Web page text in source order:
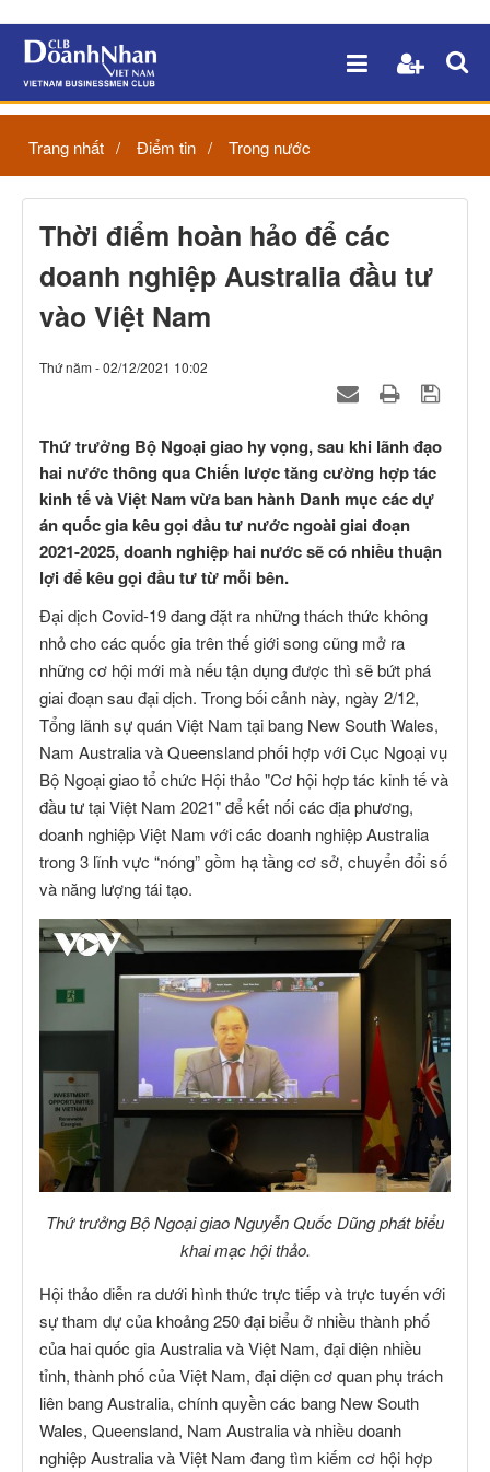
Trang nhất Điểm tin Trong nước
Thời điểm hoàn hảo để các
doanh nghiệp Australia đầu tư
vào Việt Nam
Thứ năm - 02/12/2021 10:02
Thứ trưởng Bộ Ngoại giao hy vọng, sau khi lãnh đạo
hai nước thông qua Chiến lược tăng cường hợp tác
kinh tế và Việt Nam vừa ban hành Danh mục các dự
án quốc gia kêu gọi đầu tư nước ngoài giai đoạn
2021-2025, doanh nghiệp hai nước sẽ có nhiều thuận
lợi để kêu gọi đầu tư từ mỗi bên.
Đại dịch Covid-19 đang đặt ra những thách thức không
nhỏ cho các quốc gia trên thế giới song cũng mở ra
những cơ hội mới mà nếu tận dụng được thì sẽ bứt phá
giai đoạn sau đại dịch. Trong bối cảnh này, ngày 2/12,
Tổng lãnh sự quán Việt Nam tại bang New South Wales,
Nam Australia và Queensland phối hợp với Cục Ngoại vụ
Bộ Ngoại giao tổ chức Hội thảo "Cơ hội hợp tác kinh tế và
đầu tư tại Việt Nam 2021" để kết nối các địa phương,
doanh nghiệp Việt Nam với các doanh nghiệp Australia
trong 3 lĩnh vực “nóng” gồm hạ tầng cơ sở, chuyển đổi số
và năng lượng tái tạo.
Thứ trưởng Bộ Ngoại giao Nguyễn Quốc Dũng phát biểu
khai mạc hội thảo.
Hội thảo diễn ra dưới hình thức trực tiếp và trực tuyến với
sự tham dự của khoảng 250 đại biểu ở nhiều thành phố
của hai quốc gia Australia và Việt Nam, đại diện nhiều
tỉnh, thành phố của Việt Nam, đại diện cơ quan phụ trách
liên bang Australia, chính quyền các bang New South
Wales, Queensland, Nam Australia và nhiều doanh
nghiệp Australia và Việt Nam đang tìm kiếm cơ hội hợp